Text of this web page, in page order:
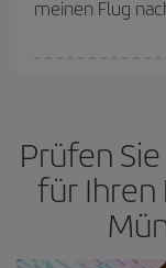
verfügbaren Plätze
meinen Flug
Prüfen
für Ihren